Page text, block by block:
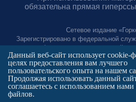
обязательна прямая
Сетевое издание
Зарегистрировано в федеральной
связи, информационных технологий и
Регистрационный номер ЭЛ № ФС77-
Учредитель: Муниципальное автономное
городских
Главный
Данный веб-сайт использует cookie-
целях предоставления вам лучшего
пользовательского опыта на нашем
Продолжая использовать данный
соглашаетесь с использованием
файлов.